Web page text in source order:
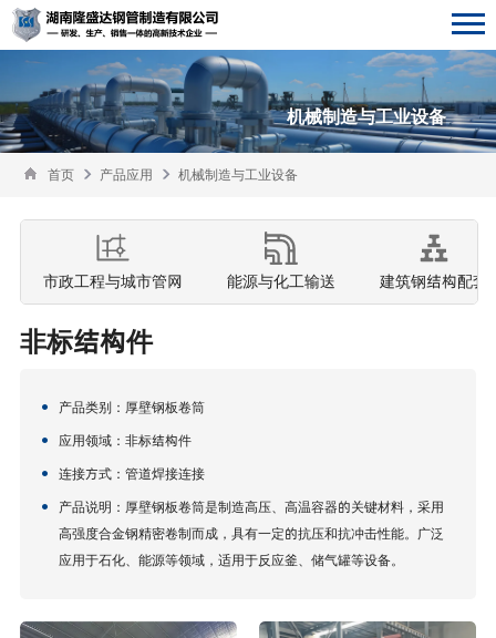
机械制造与工业设备
首页 产品应用 机械制造与工业设备
市政工程与城市管网 能源与化工输送 建筑钢结构配套
非标结构件
产品类别：‌厚壁钢板卷筒
应用领域：非标结构件
连接方式：管道焊接连接
产品说明：厚壁钢板卷筒是制造高压、高温容器的关键材料，采用
高强度合金钢精密卷制而成，具有一定的抗压和抗冲击性能。广泛
应用于石化、能源等领域，适用于反应釜、储气罐等设备。